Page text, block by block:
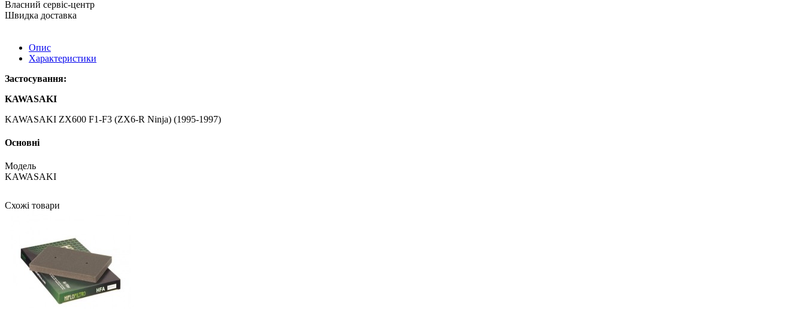
Власний сервіс-центр
Швидка доставка
Опис
Характеристики
Застосування:
KAWASAKI
KAWASAKI ZX600 F1-F3 (ZX6-R Ninja) (1995-1997)
Основні
Модель
KAWASAKI
Схожі товари